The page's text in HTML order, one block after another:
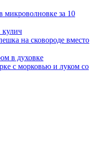
за 10
на сковороде вместо
в духовке
с морковью и луком со